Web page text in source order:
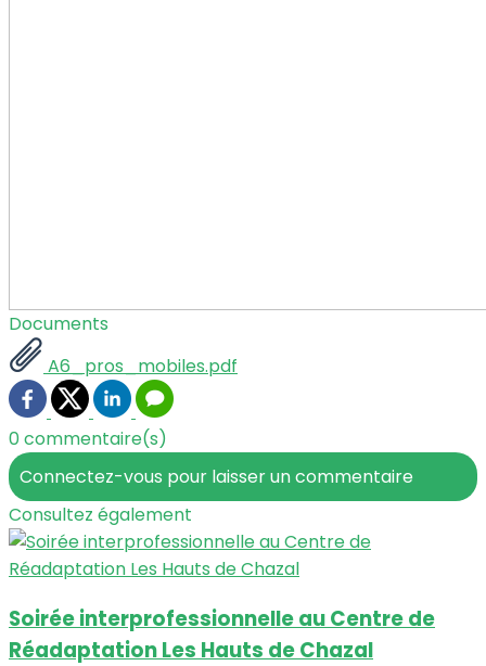
Documents
A6_pros_mobiles.pdf
0 commentaire(s)
Connectez-vous pour laisser un commentaire
Consultez également
Soirée interprofessionnelle au Centre de
Réadaptation Les Hauts de Chazal